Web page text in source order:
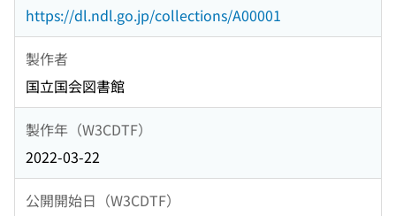
https://dl.ndl.go.jp/collections/A00001
製作者
国立国会図書館
製作年（W3CDTF）
2022-03-22
公開開始日（W3CDTF）